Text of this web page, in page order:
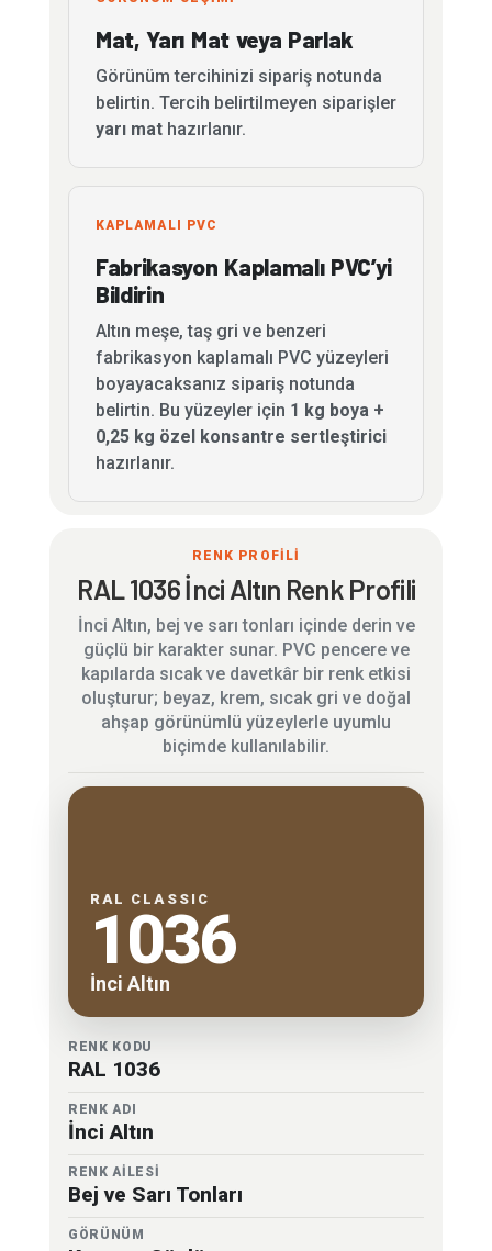
Mat, Yarı Mat veya Parlak
Görünüm tercihinizi sipariş notunda
belirtin. Tercih belirtilmeyen siparişler
yarı mat hazırlanır.
KAPLAMALI PVC
Fabrikasyon Kaplamalı PVC’yi
Bildirin
Altın meşe, taş gri ve benzeri
fabrikasyon kaplamalı PVC yüzeyleri
boyayacaksanız sipariş notunda
belirtin. Bu yüzeyler için 1 kg boya +
0,25 kg özel konsantre sertleştirici
hazırlanır.
RENK PROFİLİ
RAL 1036 İnci Altın Renk Profili
İnci Altın, bej ve sarı tonları içinde derin ve
güçlü bir karakter sunar. PVC pencere ve
kapılarda sıcak ve davetkâr bir renk etkisi
oluşturur; beyaz, krem, sıcak gri ve doğal
ahşap görünümlü yüzeylerle uyumlu
biçimde kullanılabilir.
RAL CLASSIC
1036
İnci Altın
RENK KODU
RAL 1036
RENK ADI
İnci Altın
RENK AİLESİ
Bej ve Sarı Tonları
GÖRÜNÜM